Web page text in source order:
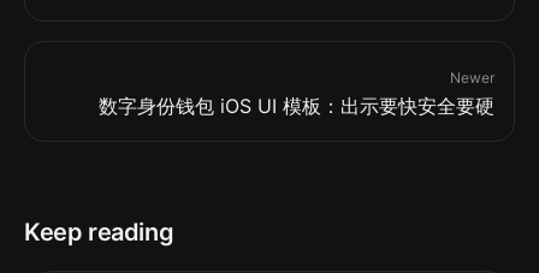
Newer
数字身份钱包 iOS UI 模板：出示要快安全要硬
Keep reading